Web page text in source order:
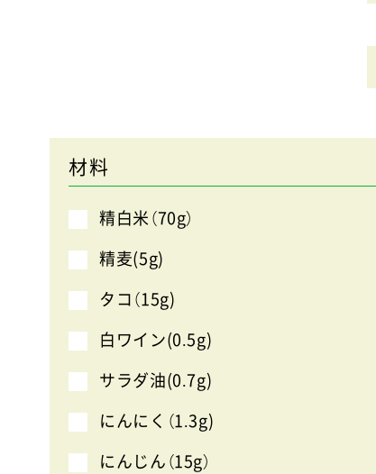
材料
精白米（70g）
精麦(5g)
タコ（15g)
白ワイン(0.5g)
サラダ油(0.7g)
にんにく（1.3g)
にんじん（15g）